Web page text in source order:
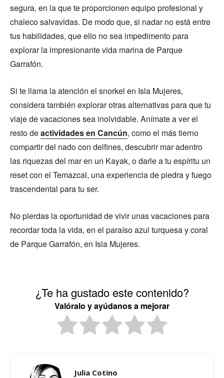
segura, en la que te proporcionen equipo profesional y
chaleco salvavidas. De modo que, si nadar no está entre
tus habilidades, que ello no sea impedimento para
explorar la impresionante vida marina de Parque
Garrafón.
Si te llama la atención el snorkel en Isla Mujeres,
considera también explorar otras alternativas para que tu
viaje de vacaciones sea inolvidable. Anímate a ver el
resto deactividades en Cancún, como el más tierno
compartir del nado con delfines, descubrir mar adentro
las riquezas del mar en un Kayak, o darle a tu espíritu un
reset con el Temazcal, una experiencia de piedra y fuego
trascendental para tu ser.
No pierdas la oportunidad de vivir unas vacaciones para
recordar toda la vida, en el paraíso azul turquesa y coral
de Parque Garrafón, en Isla Mujeres.
¿Te ha gustado este contenido?
Valóralo y ayúdanos a mejorar
Julia Cotino